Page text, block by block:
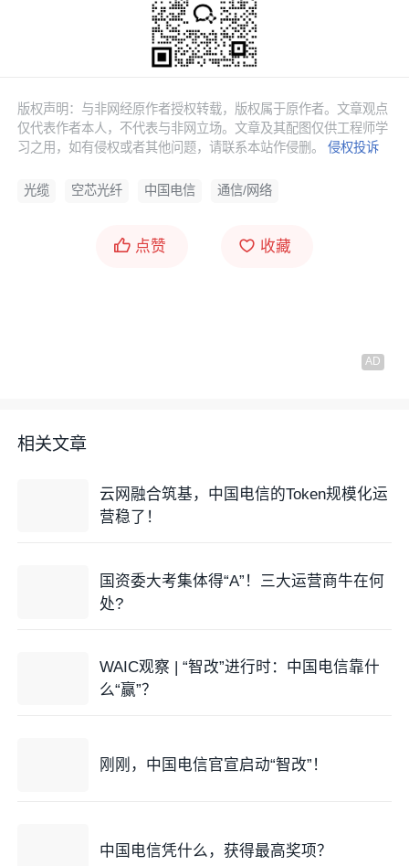
版权声明：与非网经原作者授权转载，版权属于原作者。文章观点
仅代表作者本人，不代表与非网立场。文章及其配图仅供工程师学
习之用，如有侵权或者其他问题，请联系本站作侵删。侵权投诉
光缆 空芯光纤 中国电信 通信/网络
点赞 收藏
相关文章
云网融合筑基，中国电信的Token规模化运
营稳了！
国资委大考集体得“A”！三大运营商牛在何
处?
WAIC观察 | “智改”进行时：中国电信靠什
么“赢”？
刚刚，中国电信官宣启动“智改”！
中国电信凭什么，获得最高奖项？